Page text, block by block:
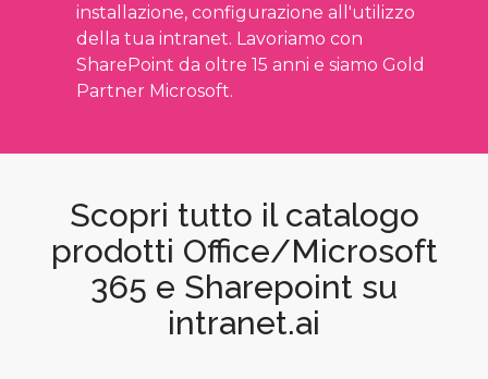
installazione, configurazione all'utilizzo
della tua intranet. Lavoriamo con
SharePoint da oltre 15 anni e siamo Gold
Partner Microsoft.
Scopri tutto il catalogo
prodotti Office/Microsoft
365 e Sharepoint su
intranet.ai